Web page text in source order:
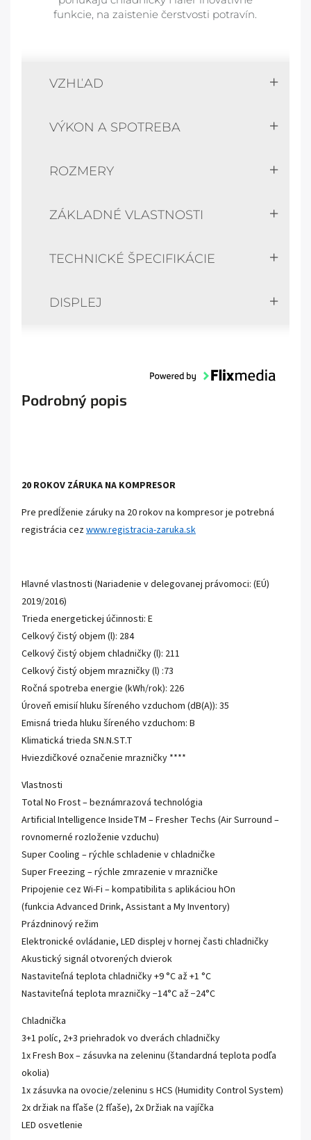
funkcie, na zaistenie čerstvosti potravín.
VZHĽAD
VÝKON A SPOTREBA
ROZMERY
ZÁKLADNÉ VLASTNOSTI
TECHNICKÉ ŠPECIFIKÁCIE
DISPLEJ
Podrobný popis
20 ROKOV ZÁRUKA NA KOMPRESOR
Pre predĺženie záruky na 20 rokov na kompresor je potrebná
registrácia cezwww.registracia-zaruka.sk
Hlavné vlastnosti (Nariadenie v delegovanej právomoci: (EÚ)
2019/2016)
Trieda energetickej účinnosti: E
Celkový čistý objem (l): 284
Celkový čistý objem chladničky (l): 211
Celkový čistý objem mrazničky (l) :73
Ročná spotreba energie (kWh/rok): 226
Úroveň emisií hluku šíreného vzduchom (dB(A)): 35
Emisná trieda hluku šíreného vzduchom: B
Klimatická trieda SN.N.ST.T
Hviezdičkové označenie mrazničky ****
Vlastnosti
Total No Frost – beznámrazová technológia
Artificial Intelligence InsideTM – Fresher Techs (Air Surround –
rovnomerné rozloženie vzduchu)
Super Cooling – rýchle schladenie v chladničke
Super Freezing – rýchle zmrazenie v mrazničke
Pripojenie cez Wi-Fi – kompatibilita s aplikáciou hOn
(funkcia Advanced Drink, Assistant a My Inventory)
Prázdninový režim
Elektronické ovládanie, LED displej v hornej časti chladničky
Akustický signál otvorených dvierok
Nastaviteľná teplota chladničky +9 °C až +1 °C
Nastaviteľná teplota mrazničky −14°C až −24°C
Chladnička
3+1 políc, 2+3 priehradok vo dverách chladničky
1x Fresh Box – zásuvka na zeleninu (štandardná teplota podľa
okolia)
1x zásuvka na ovocie/zeleninu s HCS (Humidity Control System)
2x držiak na fľaše (2 fľaše), 2x Držiak na vajíčka
LED osvetlenie